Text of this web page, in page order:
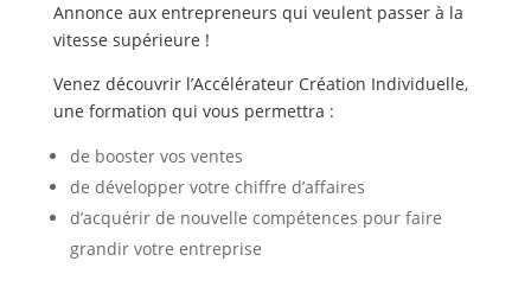
Annonce aux entrepreneurs qui veulent passer à la
vitesse supérieure !
Venez découvrir l’Accélérateur Création Individuelle,
une formation qui vous permettra :
de booster vos ventes
de développer votre chiffre d’affaires
d’acquérir de nouvelle compétences pour faire
grandir votre entreprise